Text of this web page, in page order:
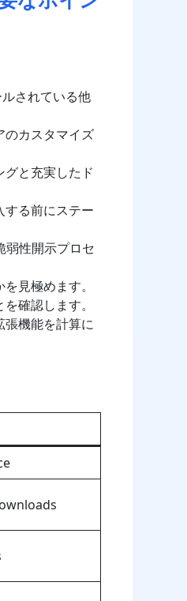
されている他
のカスタマイズ
と充実したド
する前にステー
弱性開示プロセ
見極めます。
確認します。
機能を計算に